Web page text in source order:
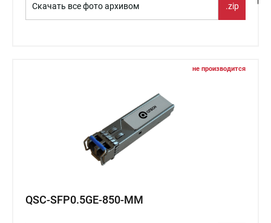
Скачать все фото архивом .zip
не производится
QSC-SFP0.5GE-850-MM